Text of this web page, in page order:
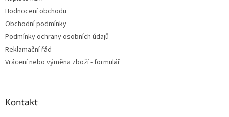
Hodnocení obchodu
Obchodní podmínky
Podmínky ochrany osobních údajů
Reklamační řád
Vrácení nebo výměna zboží - formulář
Kontakt